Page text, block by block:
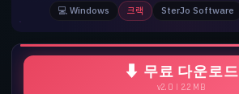
💻 Windows 크랙 SterJo Software
⬇ 무료 다운로드
v2.0 | 2.2 MB